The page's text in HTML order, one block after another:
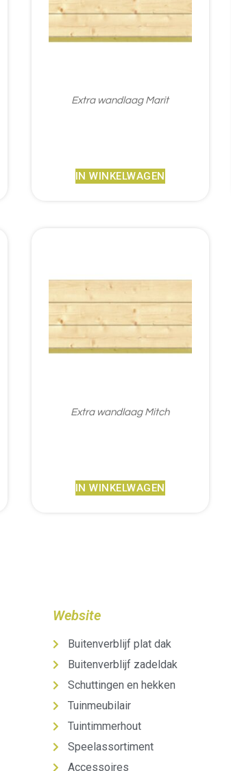
Extra wandlaag Marit
IN WINKELWAGEN
Extra wandlaag Mitch
IN WINKELWAGEN
Website
Buitenverblijf plat dak
Buitenverblijf zadeldak
Schuttingen en hekken
Tuinmeubilair
Tuintimmerhout
Speelassortiment
Accessoires